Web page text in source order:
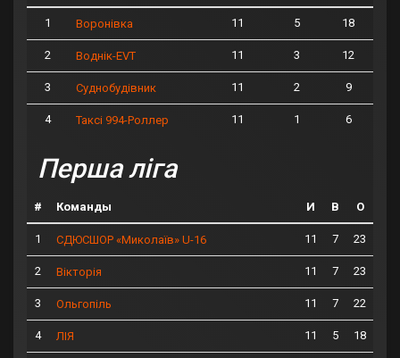
1 Воронівка 11 5 18
2 Воднік-EVT 11 3 12
3 Суднобудівник 11 2 9
4 Таксі 994-Роллер 11 1 6
Перша ліга
# Команды И В О
1 СДЮСШОР «Миколаїв» U-16 11 7 23
2 Вікторія 11 7 23
3 Ольгопіль 11 7 22
4 ЛІЯ 11 5 18